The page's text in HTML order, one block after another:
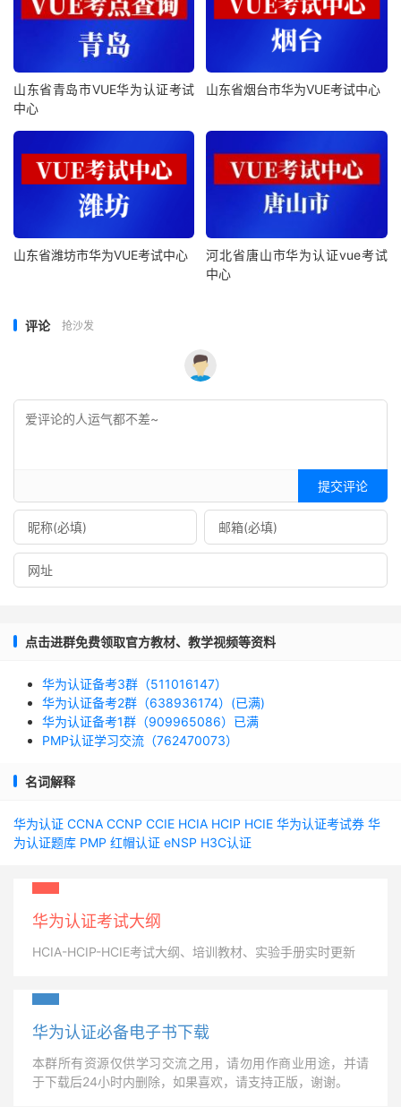
山东省青岛市VUE华为认证考试
中心
山东省烟台市华为VUE考试中心
山东省潍坊市华为VUE考试中心
河北省唐山市华为认证vue考试
中心
评论 抢沙发
提交评论
点击进群免费领取官方教材、教学视频等资料
华为认证备考3群（511016147）
华为认证备考2群（638936174）(已满)
华为认证备考1群（909965086）已满
PMP认证学习交流（762470073）
名词解释
华为认证 CCNA CCNP CCIE HCIA HCIP HCIE 华为认证考试券 华
为认证题库 PMP 红帽认证 eNSP H3C认证
华为认证考试大纲
HCIA-HCIP-HCIE考试大纲、培训教材、实验手册实时更新
华为认证必备电子书下载
本群所有资源仅供学习交流之用，请勿用作商业用途，并请
于下载后24小时内删除，如果喜欢，请支持正版，谢谢。